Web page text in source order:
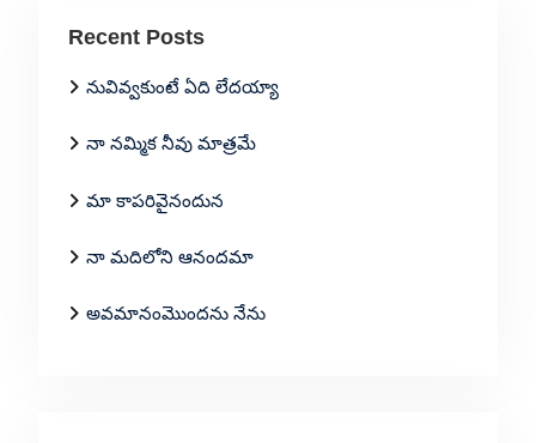
Recent Posts
నువివ్వకుంటే ఏది లేదయ్యా
నా నమ్మిక నీవు మాత్రమే
మా కాపరివైనందున
నా మదిలోని ఆనందమా
అవమానంమొందను నేను